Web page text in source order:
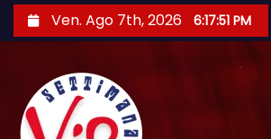
a
Ven. Ago 7th, 2026 6:17:53 PM